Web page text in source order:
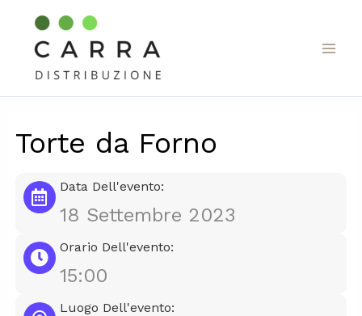
contenuto
Torte da Forno
Data Dell'evento:
18 Settembre 2023
Orario Dell'evento:
15:00
Luogo Dell'evento: